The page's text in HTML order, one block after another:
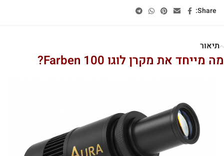
Share:
תיאור
מה מייחד את מקרן לוגו Farben 100?